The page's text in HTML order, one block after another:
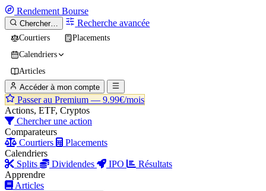
Rendement Bourse
Chercher… Recherche avancée
Courtiers
Placements
Calendriers
Articles
Accéder à mon compte
Passer au Premium — 9.99€/mois
Actions, ETF, Cryptos
Chercher une action
Comparateurs
Courtiers
Placements
Calendriers
Splits
Dividendes IPO
Résultats
Apprendre
Articles